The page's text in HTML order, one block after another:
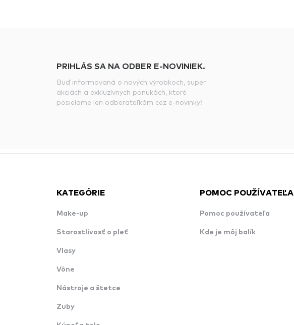
PRIHLÁS SA NA ODBER E-NOVINIEK.
Buď informovaná o nových výrobkoch, super
akciách a exkluzívnych ponukách, ktoré
posielame len odberateľkám cez e-novinky!
KATEGÓRIE
Make-up
Starostlivosť o pleť
Vlasy
Vône
Nástroje a štetce
Zuby
POMOC POUŽÍVATEĽA
Pomoc používateľa
Kde je môj balík